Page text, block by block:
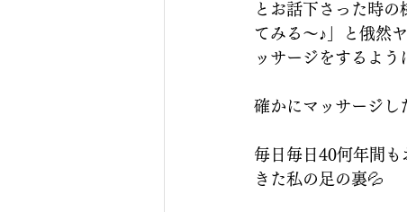
とお話下さった時
てみる～♪」と俄然
ッサージをするよう
確かにマッサージし
毎日毎日40何年間
きた私の足の裏💦